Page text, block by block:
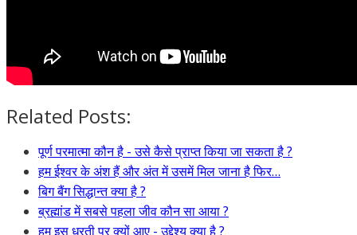
Related Posts:
पूर्ण परमात्मा कौन है - उसे कैसे प्राप्त किया जा सकता है ?
हम ईश्वर के अंश हैं और अंत में उसमें मिल जाना है फिर…
बिग बैंग सिद्धान्त क्या है ?
ब्रह्मांड में सबसे पहला जीव कौन सा आया ?
हम इस धरती पर क्यों आए - उद्देश्य क्या है ?